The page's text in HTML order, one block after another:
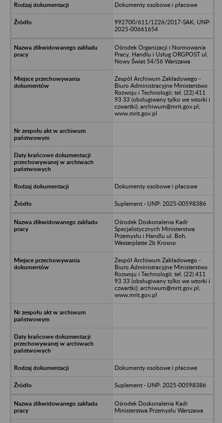
Dokumenty osobowe i płacowe
992700/611/1226/2017-SAK; UNP:
2025-00661654
Ośrodek Organizacji i Normowania
Pracy, Handlu i Usług ORGPOST ul.
Nowy Świat 54/56 Warszawa
Zespół Archiwum Zakładowego -
Biuro Administracyjne Ministerstwo
Rozwoju i Technologii; tel. (22) 411
93 33 (obsługiwany tylko we wtorki i
czwartki); archiwum@mrit.gov.pl;
www.mrit.gov.pl
Dokumenty osobowe i płacowe
Suplement - UNP: 2025-00598386
Ośrodek Doskonalenia Kadr
Specjalistycznych Ministerstwa
Przemysłu i Handlu ul. Boh.
Westerplatte 2b Krosno
Zespół Archiwum Zakładowego -
Biuro Administracyjne Ministerstwo
Rozwoju i Technologii; tel. (22) 411
93 33 (obsługiwany tylko we wtorki i
czwartki); archiwum@mrit.gov.pl;
www.mrit.gov.pl
Dokumenty osobowe i płacowe
Suplement - UNP: 2025-00598386
Ośrodek Doskonalenia Kadr
Ministerstwa Przemysłu Warszawa